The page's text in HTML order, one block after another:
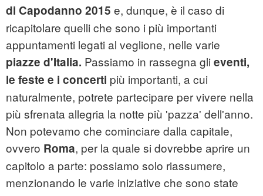
di Capodanno 2015 e, dunque, è il caso di
ricapitolare quelli che sono i più importanti
appuntamenti legati al veglione, nelle varie
piazze d'Italia. Passiamo in rassegna gli eventi,
le feste e i concerti più importanti, a cui
naturalmente, potrete partecipare per vivere nella
più sfrenata allegria la notte più 'pazza' dell'anno.
Non potevamo che cominciare dalla capitale,
ovvero Roma, per la quale si dovrebbe aprire un
capitolo a parte: possiamo solo riassumere,
menzionando le varie iniziative che sono state